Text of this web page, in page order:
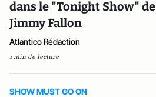
dans le "Tonight Show" de
Jimmy Fallon
Atlantico Rédaction
1 min de lecture
SHOW MUST GO ON